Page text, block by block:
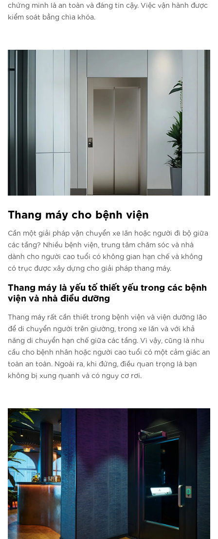
chứng minh là an toàn và đáng tin cậy. Việc vận hành được
kiểm soát bằng chìa khóa.
Thang máy cho bệnh viện
Cần một giải pháp vận chuyển xe lăn hoặc người đi bộ giữa
các tầng? Nhiều bệnh viện, trung tâm chăm sóc và nhà
dành cho người cao tuổi có không gian hạn chế và không
có trục được xây dựng cho giải pháp thang máy.
Thang máy là yếu tố thiết yếu trong các bệnh
viện và nhà điều dưỡng
Thang máy rất cần thiết trong bệnh viện và viện dưỡng lão
để di chuyển người trên giường, trong xe lăn và với khả
năng di chuyển hạn chế giữa các tầng. Vì vậy, cũng là nhu
cầu cho bệnh nhân hoặc người cao tuổi có một cảm giác an
toàn an toàn. Ngoài ra, khi đứng, điều quan trọng là bạn
không bị xung quanh và có nguy cơ rơi.